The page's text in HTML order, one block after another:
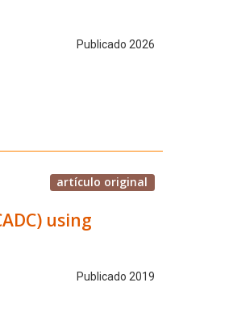
Publicado 2026
artículo original
using
Publicado 2019